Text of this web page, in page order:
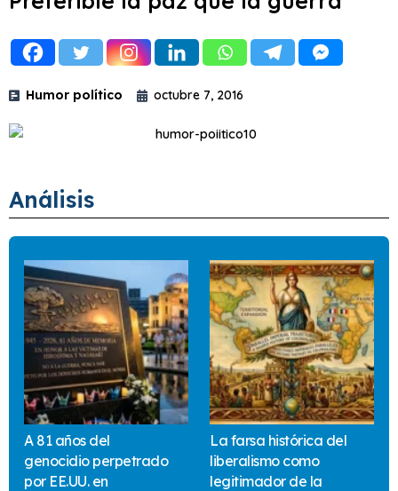
Humor político octubre 7, 2016
Análisis
A 81 años del
genocidio perpetrado
por EE.UU. en
La farsa histórica del
liberalismo como
legitimador de la